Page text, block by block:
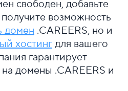
свободен, добавьте
возможность
домен .CAREERS, но и
хостингдля вашего
гарантирует
домены .CAREERS и